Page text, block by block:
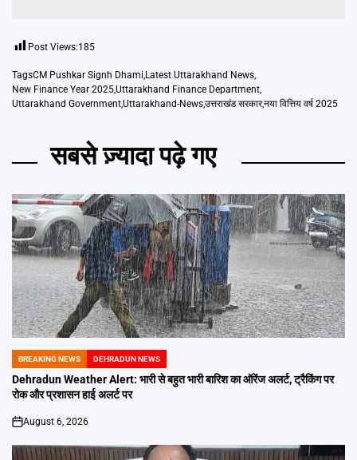
Post Views:185
TagsCM Pushkar Signh Dhami,Latest Uttarakhand News,
New Finance Year 2025,Uttarakhand Finance Department,
Uttarakhand Government,Uttarakhand-News,उत्तराखंड सरकार,नया वित्तिय वर्ष 2025
सबसे ज़्यादा पढ़े गए
POSTED
IN
BREAKING NEWS DEHRADUN NEWS
Dehradun Weather Alert: भारी से बहुत भारी बारिश का ऑरेंज अलर्ट, ट्रैकिंग पर
रोक और प्रशासन हाई अलर्ट पर
on
August 6, 2026